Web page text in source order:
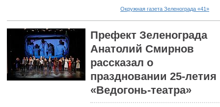
Окружная газета Зеленограда «41»
Префект Зеленограда
Анатолий Смирнов
рассказал о
праздновании 25-летия
«Ведогонь-театра»